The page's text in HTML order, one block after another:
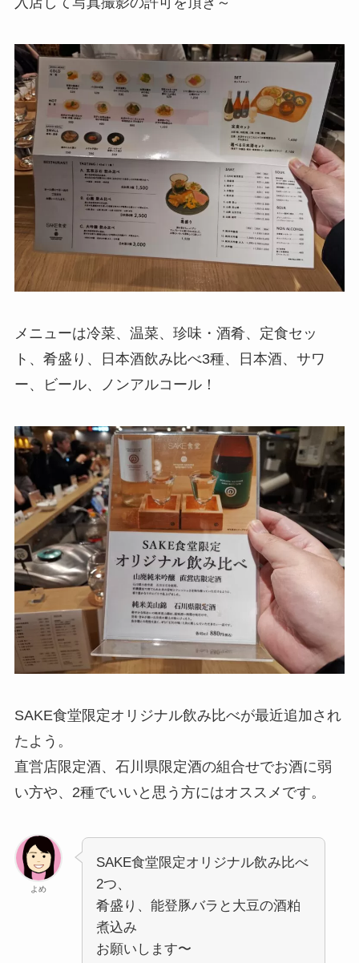
メニューは冷菜、温菜、珍味・酒肴、定食セッ
ト、肴盛り、日本酒飲み比べ3種、日本酒、サワ
ー、ビール、ノンアルコール！
SAKE食堂限定オリジナル飲み比べが最近追加され
たよう。
直営店限定酒、石川県限定酒の組合せでお酒に弱
い方や、2種でいいと思う方にはオススメです。
よめ
SAKE食堂限定オリジナル飲み比べ
2つ、
肴盛り、能登豚バラと大豆の酒粕
煮込み
お願いします〜